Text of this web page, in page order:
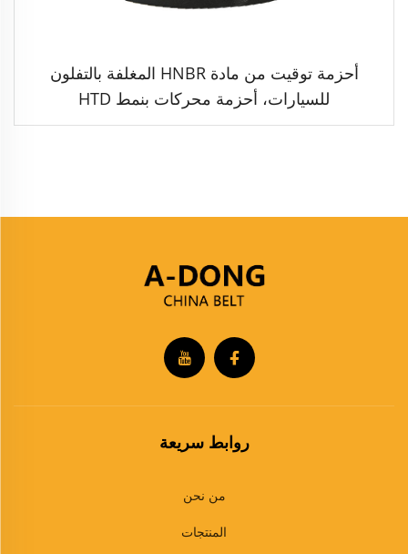
أحزمة توقيت من مادة HNBR المغلفة بالتفلون
للسيارات، أحزمة محركات بنمط HTD
روابط سريعة
من نحن
المنتجات